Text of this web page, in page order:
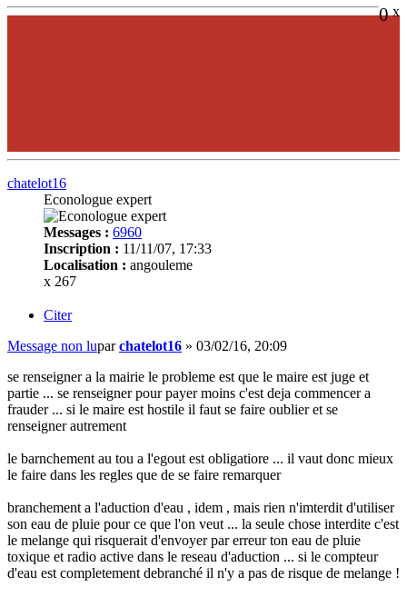
0x
chatelot16
Econologue expert
Messages : 6960
Inscription : 11/11/07, 17:33
Localisation : angouleme
x 267
Citer
Message non luparchatelot16 » 03/02/16, 20:09
se renseigner a la mairie le probleme est que le maire est juge et
partie ... se renseigner pour payer moins c'est deja commencer a
frauder ... si le maire est hostile il faut se faire oublier et se
renseigner autrement
le barnchement au tou a l'egout est obligatiore ... il vaut donc mieux
le faire dans les regles que de se faire remarquer
branchement a l'aduction d'eau , idem , mais rien n'imterdit d'utiliser
son eau de pluie pour ce que l'on veut ... la seule chose interdite c'est
le melange qui risquerait d'envoyer par erreur ton eau de pluie
toxique et radio active dans le reseau d'aduction ... si le compteur
d'eau est completement debranché il n'y a pas de risque de melange !